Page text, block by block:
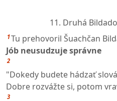
11. Druhá
1Tu prehovoril Šuachčan
Jób neusudzuje správne
2
"Dokedy budete hádzať
Dobre rozvážte si, potom
3